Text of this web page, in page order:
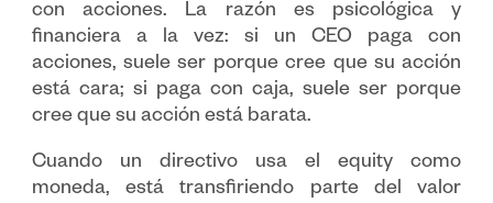
con acciones. La razón es psicológica y
financiera a la vez: si un CEO paga con
acciones, suele ser porque cree que su acción
está cara; si paga con caja, suele ser porque
cree que su acción está barata.
Cuando un directivo usa el equity como
moneda, está transfiriendo parte del valor